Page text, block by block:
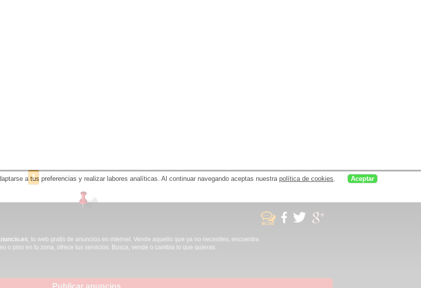
Publicar anuncios
1 Siguiente »
, tu web gratis de anuncios en internet. Vende aquello que ya no necesites, encuentra
o piso en tu zona, ofrece tus servicios. Busca, vende o cambia lo que quieras.
a tus preferencias y realizar labores analíticas. Al continuar navegando aceptas nuestrapolítica de cookies Aceptar